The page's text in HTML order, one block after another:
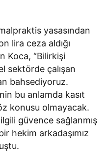
yasasından
lira ceza aldığı
Koca, “Bilirkişi
sektörde çalışan
bahsediyoruz.
bu anlamda kasıt
konusu olmayacak.
güvence sağlanmış
hekim arkadaşımız